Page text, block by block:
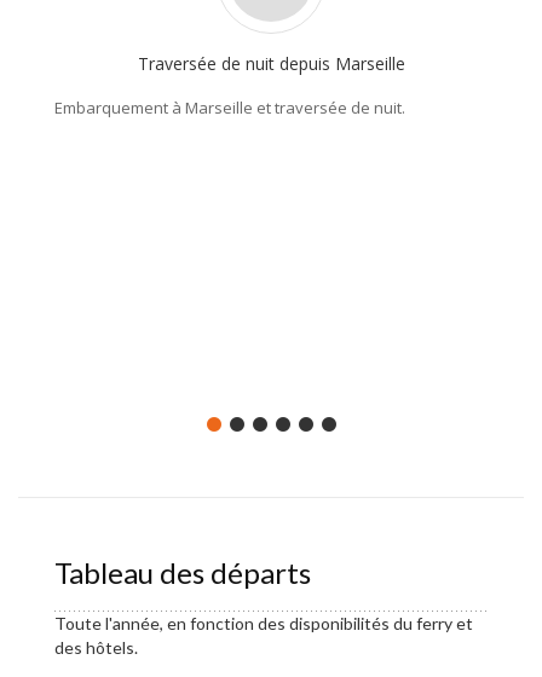
Traversée de nuit depuis Marseille
Embarquement à Marseille et traversée de nuit.
Tableau des départs
Toute l'année, en fonction des disponibilités du ferry et
des hôtels.